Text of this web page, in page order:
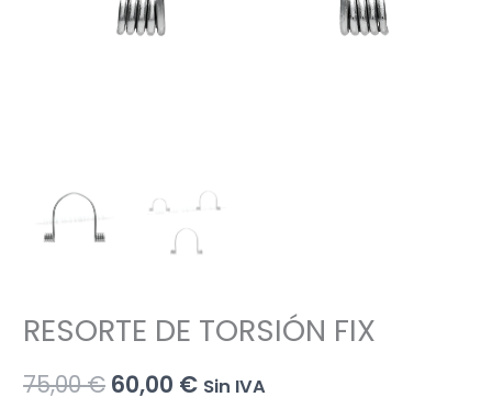
RESORTE DE TORSIÓN FIX
75,00€ El
60,00 €ElSin IVA